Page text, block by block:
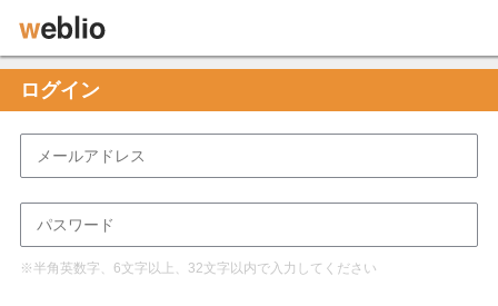
ログイン
※半角英数字、6文字以上、32文字以内で入力してください